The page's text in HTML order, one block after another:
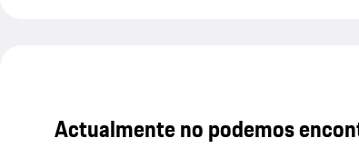
Actualmente no podemos